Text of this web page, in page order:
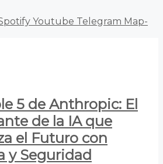
Youtube Telegram Map-
5 de Anthropic: El
de la IA que
el Futuro con
y Seguridad